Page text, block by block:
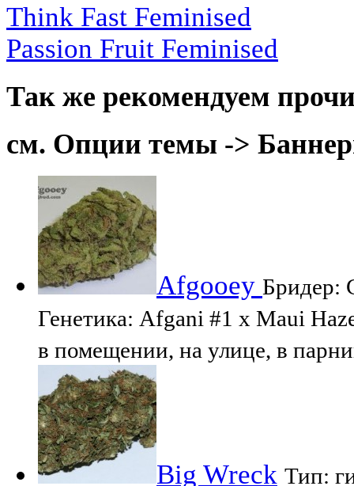
Think Fast Feminised
Passion Fruit Feminised
Так же рекомендуем
см. Опции темы ->
Afgooey Бридер:
Генетика: Afgani #1 x Maui
в помещении, на улице, в
Big Wreck Тип: